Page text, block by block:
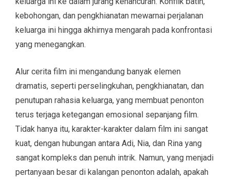
kebohongan, dan pengkhianatan mewarnai perjalanan
keluarga ini hingga akhirnya mengarah pada konfrontasi
yang menegangkan.
Alur cerita film ini mengandung banyak elemen
dramatis, seperti perselingkuhan, pengkhianatan, dan
penutupan rahasia keluarga, yang membuat penonton
terus terjaga ketegangan emosional sepanjang film.
Tidak hanya itu, karakter-karakter dalam film ini sangat
kuat, dengan hubungan antara Adi, Nia, dan Rina yang
sangat kompleks dan penuh intrik. Namun, yang menjadi
pertanyaan besar di kalangan penonton adalah, apakah